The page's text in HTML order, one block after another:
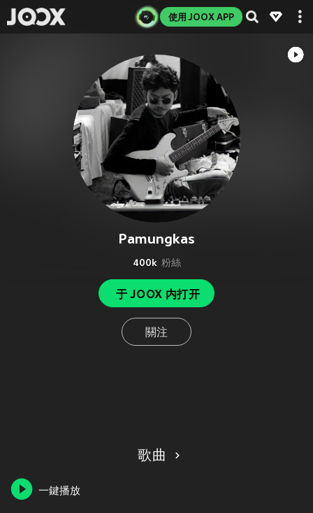
使用 JOOX APP
Pamungkas
400k 粉絲
于 JOOX 内打开
關注
歌曲
一鍵播放